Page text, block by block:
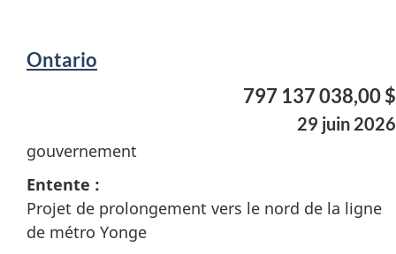
Ontario
797 137 038,00 $
29 juin 2026
gouvernement
Entente :
Projet de prolongement vers le nord de la ligne
de métro Yonge